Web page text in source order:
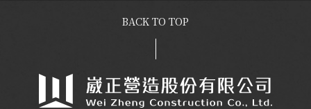
BACK TO TOP